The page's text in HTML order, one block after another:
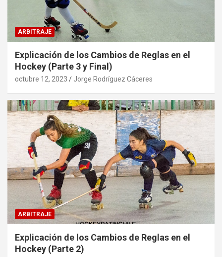
ARBITRAJE
Explicación de los Cambios de Reglas en el
Hockey (Parte 3 y Final)
octubre 12, 2023 Jorge Rodríguez Cáceres
ARBITRAJE
Explicación de los Cambios de Reglas en el
Hockey (Parte 2)